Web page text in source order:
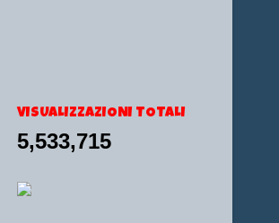
VISUALIZZAZIONI TOTALI
5,533,715